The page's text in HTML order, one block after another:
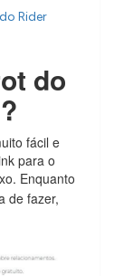
Rider
do
fácil e
para o
Enquanto
de fazer,